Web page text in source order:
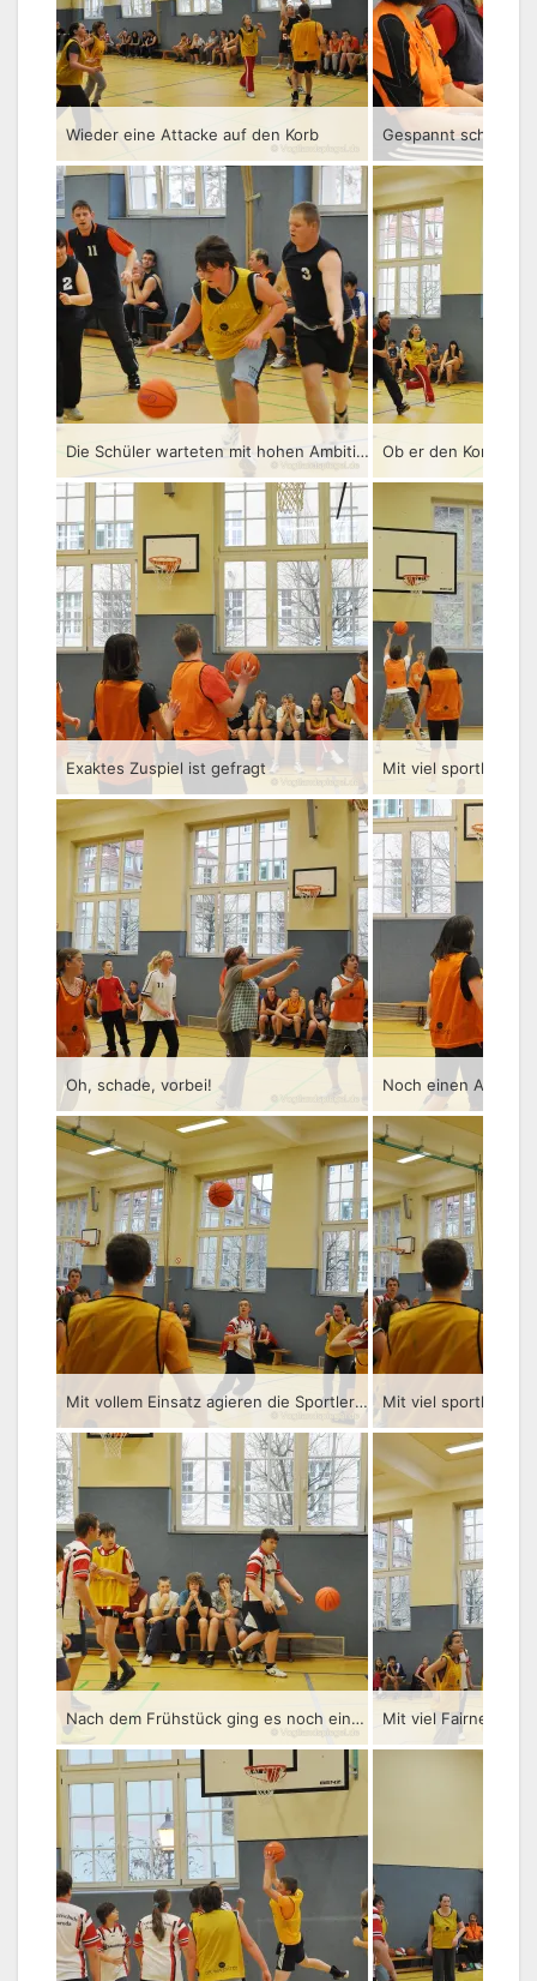
Wieder eine Attacke auf den Korb
Die Schüler warteten mit hohen Ambitionen auf Ob er den Korb
Exaktes Zuspiel ist gefragt
Oh, schade, vorbei! Noch einen Angriff
Mit vollem Einsatz agieren die Sportler des Förderzentrums
Nach dem Frühstück ging es noch einmal kräftig zur Sache Mit viel Fairness